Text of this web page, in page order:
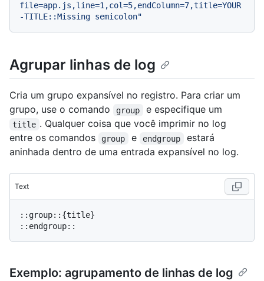
file=app.js,line=1,col=5,endColumn=7,title=YOUR
-TITLE::Missing semicolon"
Agrupar linhas de log
Cria um grupo expansível no registro. Para criar um
grupo, use o comando
group e especifique um
title . Qualquer coisa que você imprimir no log
entre os comandos
group e endgroup
estará
aninhada dentro de uma entrada expansível no log.
Text
::group::{title}
Exemplo: agrupamento de linhas de log